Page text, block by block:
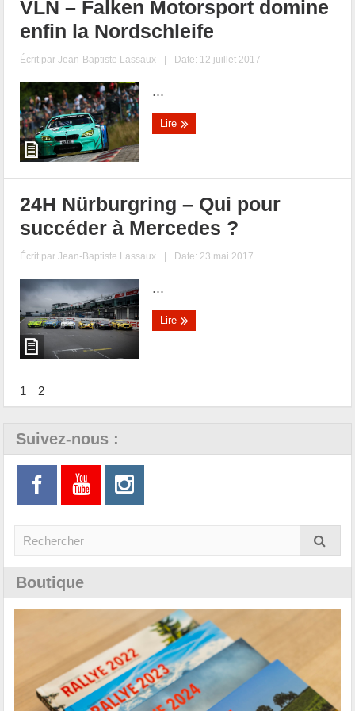
VLN – Falken Motorsport domine
enfin la Nordschleife
Écrit parJean-Baptiste Lassaux | Date: 12 juillet 2017
...
Lire
24H Nürburgring – Qui pour
succéder à Mercedes ?
Écrit parJean-Baptiste Lassaux | Date: 23 mai 2017
...
Lire
1 2
Suivez-nous :
Boutique